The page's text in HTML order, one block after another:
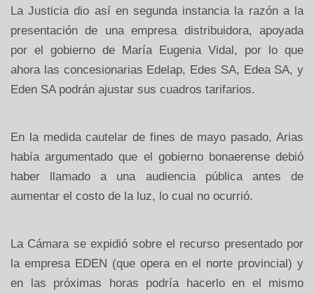
La Justicia dio así en segunda instancia la razón a la
presentación de una empresa distribuidora, apoyada
por el gobierno de María Eugenia Vidal, por lo que
ahora las concesionarias Edelap, Edes SA, Edea SA, y
Eden SA podrán ajustar sus cuadros tarifarios.
En la medida cautelar de fines de mayo pasado, Arias
había argumentado que el gobierno bonaerense debió
haber llamado a una audiencia pública antes de
aumentar el costo de la luz, lo cual no ocurrió.
La Cámara se expidió sobre el recurso presentado por
la empresa EDEN (que opera en el norte provincial) y
en las próximas horas podría hacerlo en el mismo